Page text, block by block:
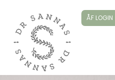
ÅF LOGIN